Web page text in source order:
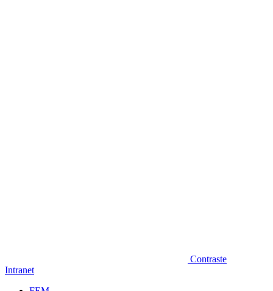
Contraste
Intranet